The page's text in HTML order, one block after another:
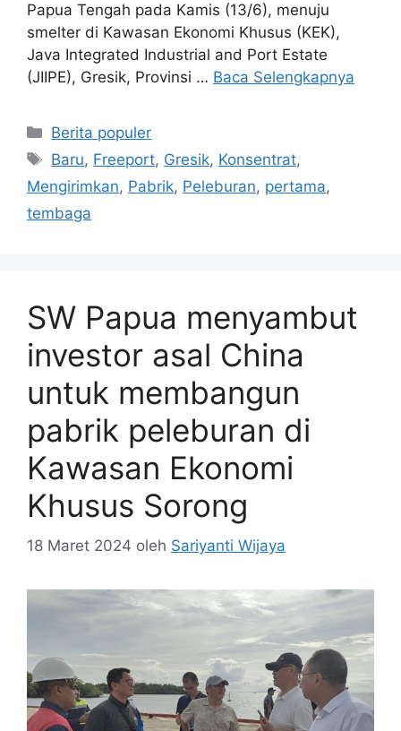
Papua Tengah pada Kamis (13/6), menuju
smelter di Kawasan Ekonomi Khusus (KEK),
Java Integrated Industrial and Port Estate
(JIIPE), Gresik, Provinsi … Baca Selengkapnya
Kategori
Berita populer
Tag
Baru, Freeport, Gresik, Konsentrat,
Mengirimkan, Pabrik, Peleburan, pertama,
tembaga
SW Papua menyambut
investor asal China
untuk membangun
pabrik peleburan di
Kawasan Ekonomi
Khusus Sorong
18 Maret 2024 oleh Sariyanti Wijaya